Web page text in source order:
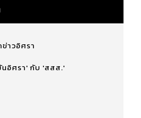
าวอิศรา
อิศรา' กับ 'สสส.'